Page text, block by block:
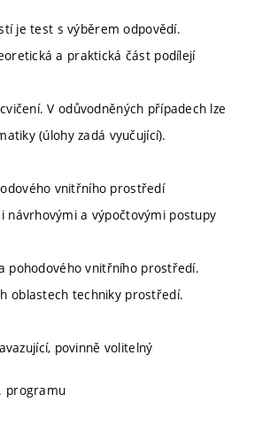
je test s výběrem odpovědí.
a praktická část podílejí
V odůvodněných případech lze
(úlohy zadá vyučující).
vnitřního prostředí
návrhovými a výpočtovými postupy
pohodového vnitřního prostředí.
oblastech techniky prostředí.
povinně volitelný
programu